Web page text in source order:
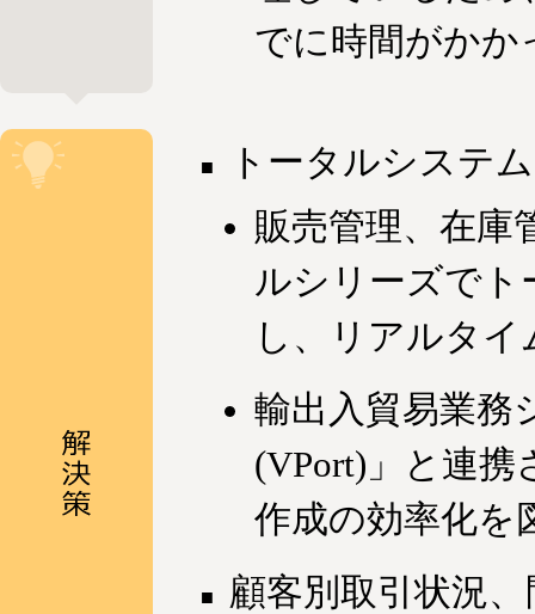
でに時間がかか
トータルシステ
販売管理、在庫
ルシリーズでト
し、リアルタ
輸出入貿易業務
(VPort)」と連
作成の効率化を
顧客別取引状況